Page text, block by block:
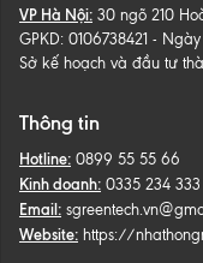
VP Hà Nội: 30 ngõ 210
GPKD: 0106738421 -
Sở kế hoạch và đầu tư
Thông tin
Hotline: 0899 55 55 66
Kinh doanh: 0335 234 333
Email:
Website: https://